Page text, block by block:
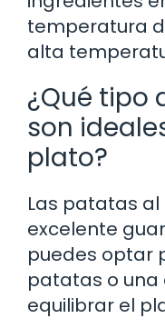
temperatura
alta
¿Qué tipo
son
plato?
Las patatas al
excelente
puedes optar
patatas o
equilibrar el